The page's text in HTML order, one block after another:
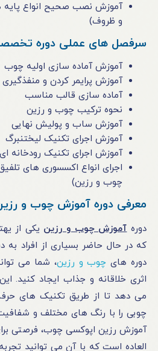
آموزش نصب صحیح انواع پایه
و ظروف)
سرفصل های عملی دوره
آموزش آماده سازی اولیه چوب
آموزش پرایمر کردن و منفذگیری
آماده سازی قالب مناسب
نحوه ترکیب چوب و رزین
آموزش ساب و پولیش نهایی
آموزش اجرای تکنیک لیختنبرگ
آموزش اجرای تکنیک رودخانه ای
اجرای انواع اکسسوری های
چوب و رزین)
معرفی دوره آموزش چوب و
دورهآموزش چوب و رزین یکی از
که در حال حاضر بسیاری از افراد به
دوره های چوب و رزین، شما می
اثری خلاقانه و جذاب ایجاد کنید.
می ‌دهد تا از طریق تکنیک های
چوبی را با رنگ ‌های مختلف و
آموزش رزین اپوکسی چوب، فرصتی
العاده است که با آن می‌ توانید